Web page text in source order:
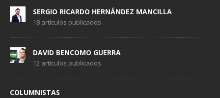
SERGIO RICARDO HERNÁNDEZ MANCILLA
18 artículos publicados
DAVID BENCOMO GUERRA
12 artículos publicados
COLUMNISTAS